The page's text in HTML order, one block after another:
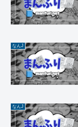
なんJ
なんJ